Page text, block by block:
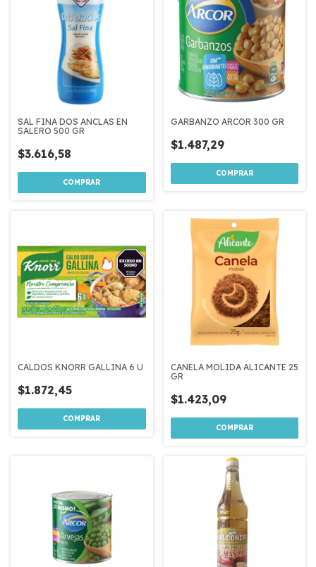
SAL FINA DOS ANCLAS EN
SALERO 500 GR
$3.616,58
GARBANZO ARCOR 300 GR
$1.487,29
CALDOS KNORR GALLINA 6 U
$1.872,45
CANELA MOLIDA ALICANTE 25
GR
$1.423,09